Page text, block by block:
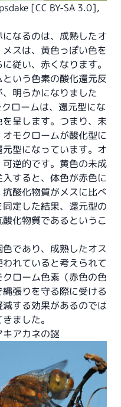
[CC BY-SA 3.0],
なるのは、成熟したオ
スは、黄色っぽい色を
従い、赤くなります。
いう色素の酸化還元反
明らかになりました
ロームは、還元型にな
呈します。つまり、未
モクロームが酸化型に
型になっています。オ
逆的です。黄色の未成
すると、体色が赤色に
酸化物質がメスに比べ
定した結果、還元型の
化物質であるというこ
であり、成熟したオス
れていると考えられて
ローム色素（赤色の色
張りを守る際に受ける
する効果があるのでは
ました。
アカネの謎